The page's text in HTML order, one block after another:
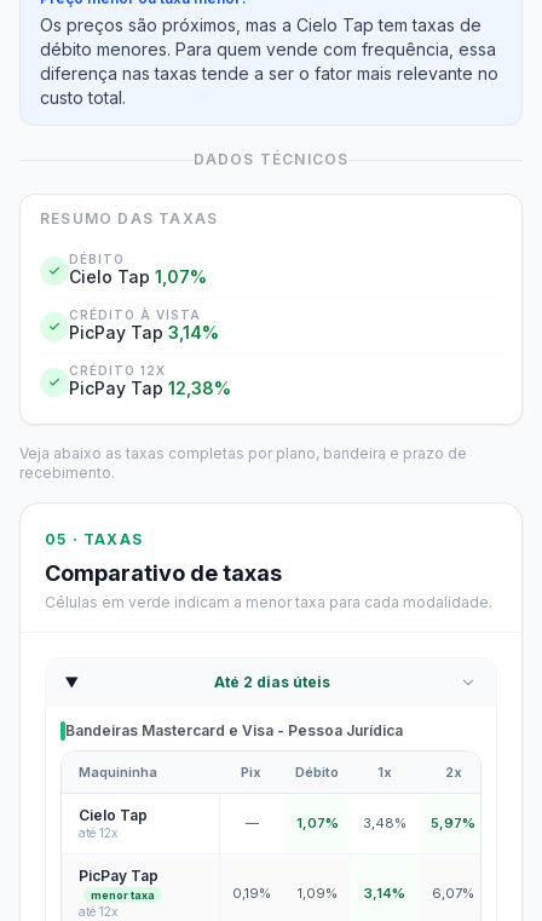
Os preços são próximos, mas a Cielo Tap tem taxas de
débito menores. Para quem vende com frequência, essa
diferença nas taxas tende a ser o fator mais relevante no
custo total.
DADOS TÉCNICOS
RESUMO DAS TAXAS
DÉBITO
Cielo Tap 1,07%
CRÉDITO À VISTA
PicPay Tap 3,14%
CRÉDITO 12X
PicPay Tap 12,38%
Veja abaixo as taxas completas por plano, bandeira e prazo de
recebimento.
05 · TAXAS
Comparativo de taxas
Células em verde indicam a menor taxa para cada modalidade.
Até 2 dias úteis
Bandeiras Mastercard e Visa - Pessoa Jurídica
Maquininha Pix Débito 1x 2x
Cielo Tap
até 12x
— 1,07% 3,48% 5,97%
PicPay Tap
menor taxa
até 12x
0,19% 1,09% 3,14% 6,07%